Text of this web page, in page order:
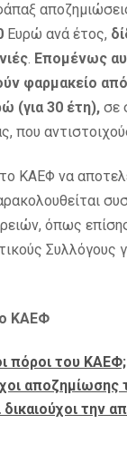
Ευρώ ανά έτος,
. Επομένως
φαρμακείο
(για 30 έτη), σε
που
ΚΑΕΦ να
όπως
Συλλόγους
ΚΑΕΦ
πόροι του ΚΑΕΦ;
δικαιούχοι την